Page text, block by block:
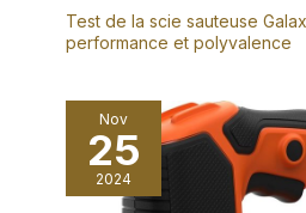
Test de la scie sauteuse
performance et polyvalence
Nov
25
2024